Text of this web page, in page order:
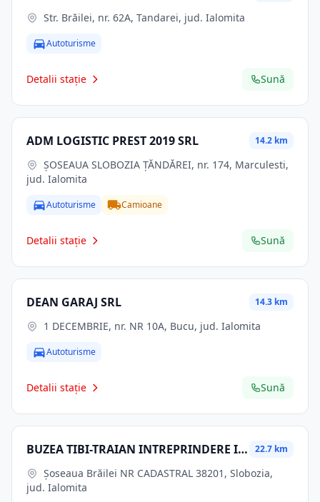
Str. Brăilei, nr. 62A, Tandarei, jud. Ialomita
Autoturisme
Detalii stație Sună
ADM LOGISTIC PREST 2019 SRL 14.2 km
jud. Ialomita
Autoturisme Camioane
Detalii stație Sună
DEAN GARAJ SRL 14.3 km
1 DECEMBRIE, nr. NR 10A, Bucu, jud. Ialomita
Autoturisme
Detalii stație Sună
BUZEA TIBI-TRAIAN INTREPRINDERE INDIVIDUALA 22.7 km
jud. Ialomita